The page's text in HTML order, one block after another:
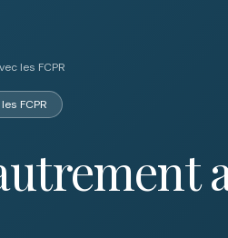
les FCPR
FCPR